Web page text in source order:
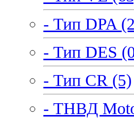
- Тип DPA
- Тип DES
- Тип CR (5)
- ТНВД